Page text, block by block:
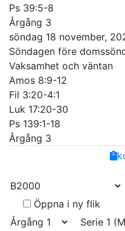
Ps 39:5-8
Årgång 3
söndag 18 november,
Söndagen före
Vaksamhet och väntan
Amos 8:9-12
Fil 3:20-4:1
Luk 17:20-30
Ps 139:1-18
Årgång 3
Email
Öppna i ny flik